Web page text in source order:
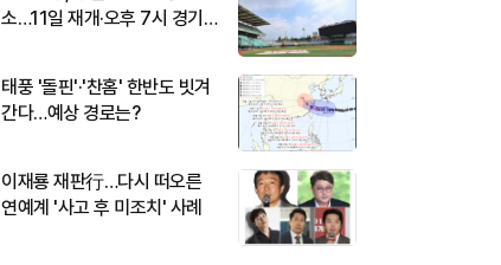
소…11일 재개·오후 7시 경기
태풍 '돌핀'·'찬홈' 한반도 빗겨
간다…예상 경로는?
이재룡 재판行…다시 떠오른
연예계 '사고 후 미조치' 사례